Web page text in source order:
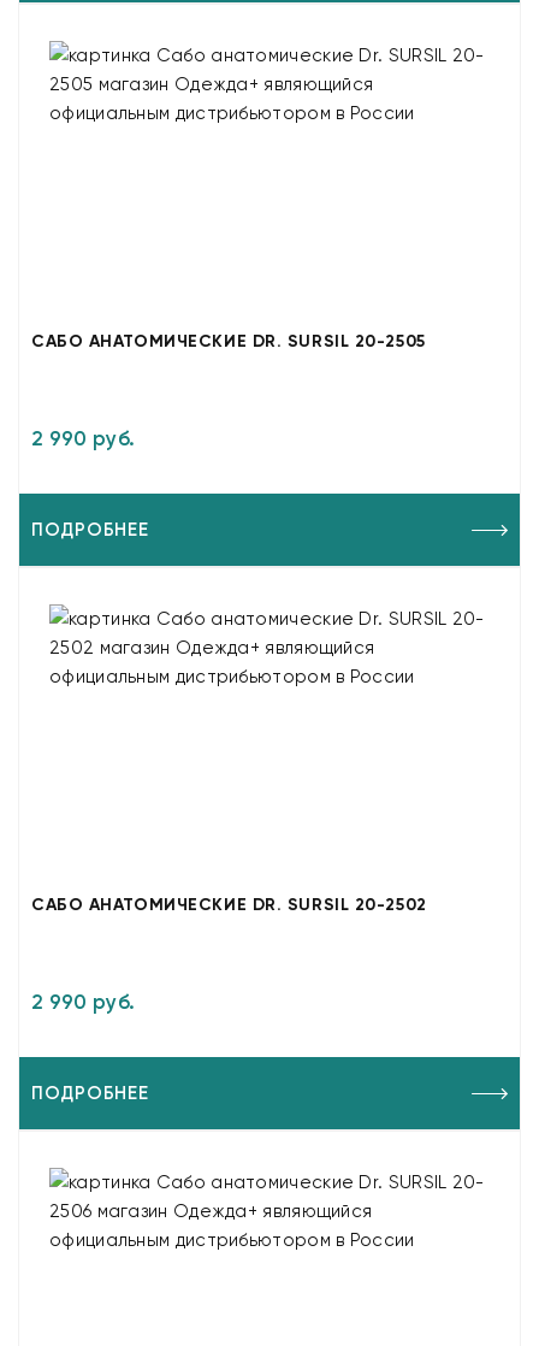
САБО АНАТОМИЧЕСКИЕ DR. SURSIL 20-2505
2 990 руб.
ПОДРОБНЕЕ
САБО АНАТОМИЧЕСКИЕ DR. SURSIL 20-2502
2 990 руб.
ПОДРОБНЕЕ